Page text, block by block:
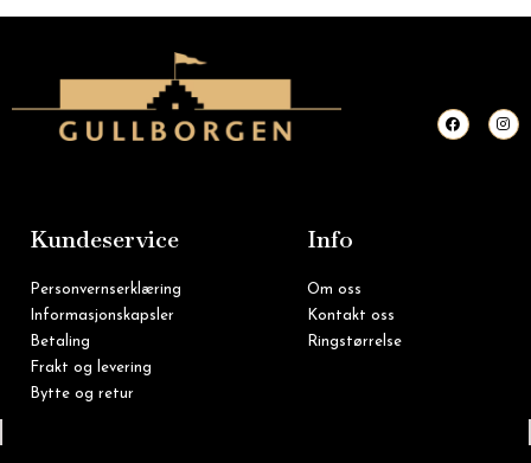
F
a
c
I
n
s
Kundeservice
Personvernserklæring
Informasjonskapsler
Betaling
Frakt og levering
Bytte og retur
Info
Om oss
Kontakt oss
Ringstørrelse